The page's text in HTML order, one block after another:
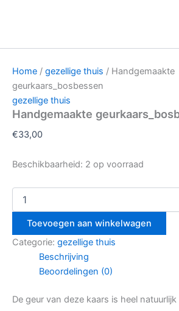
inhoud
Home / gezellige thuis / Handgemaakte
geurkaars_bosbessen
gezellige thuis
Handgemaakte
€33,00
Beschikbaarheid: 2 op voorraad
Toevoegen aan winkelwagen
Categorie: gezellige thuis
Beschrijving
Beoordelingen (0)
De geur van deze kaars is heel